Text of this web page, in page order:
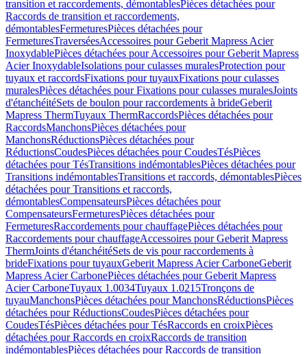
transition et raccordements, démontablesPièces détachées pour
Raccords de transition et raccordements,
démontablesFermeturesPièces détachées pour
FermeturesTraverséesAccessoires pour Geberit Mapress Acier
InoxydablePièces détachées pour Accessoires pour Geberit Mapress
Acier InoxydableIsolations pour culasses muralesProtection pour
tuyaux et raccordsFixations pour tuyauxFixations pour culasses
muralesPièces détachées pour Fixations pour culasses muralesJoints
d'étanchéitéSets de boulon pour raccordements à brideGeberit
Mapress ThermTuyaux ThermRaccordsPièces détachées pour
RaccordsManchonsPièces détachées pour
ManchonsRéductionsPièces détachées pour
RéductionsCoudesPièces détachées pour CoudesTésPièces
détachées pour TésTransitions indémontablesPièces détachées pour
Transitions indémontablesTransitions et raccords, démontablesPièces
détachées pour Transitions et raccords,
démontablesCompensateursPièces détachées pour
CompensateursFermeturesPièces détachées pour
FermeturesRaccordements pour chauffagePièces détachées pour
Raccordements pour chauffageAccessoires pour Geberit Mapress
ThermJoints d'étanchéitéSets de vis pour raccordements à
brideFixations pour tuyauxGeberit Mapress Acier CarboneGeberit
Mapress Acier CarbonePièces détachées pour Geberit Mapress
Acier CarboneTuyaux 1.0034Tuyaux 1.0215Tronçons de
tuyauManchonsPièces détachées pour ManchonsRéductionsPièces
détachées pour RéductionsCoudesPièces détachées pour
CoudesTésPièces détachées pour TésRaccords en croixPièces
détachées pour Raccords en croixRaccords de transition
indémontablesPièces détachées pour Raccords de transition